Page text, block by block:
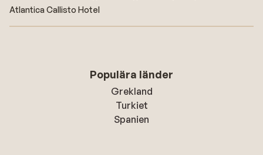
Atlantica Callisto Hotel
Populära länder
Grekland
Turkiet
Spanien